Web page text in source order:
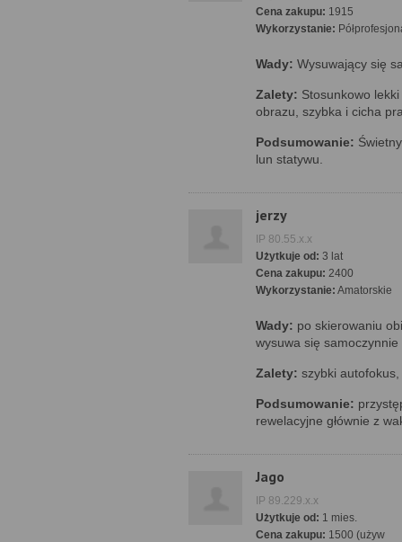
Cena zakupu: 1915
Wykorzystanie:
Wady: Wysuwający się
Zalety: Stosunkowo
obrazu, szybka i cicha
Podsumowanie:
lun statywu.
jerzy
IP 80.55.x.x
Użytkuje od: 3 lat
Cena zakupu: 2400
Wykorzystanie: Amatorskie
Wady: po skierowaniu
wysuwa się samoczynnie
Zalety: szybki autofokus,
Podsumowanie:
rewelacyjne głównie z
Jago
IP 89.229.x.x
Użytkuje od: 1 mies.
Cena zakupu: 1500 (używ